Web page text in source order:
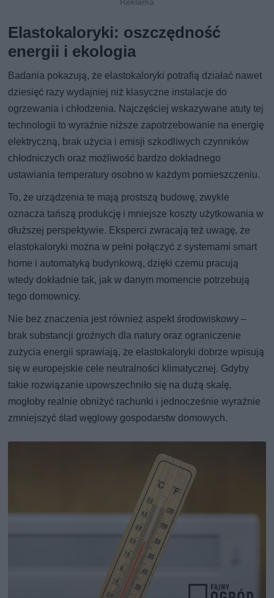
Elastokaloryki: oszczędność
energii i ekologia
Badania pokazują, że elastokaloryki potrafią działać nawet
dziesięć razy wydajniej niż klasyczne instalacje do
ogrzewania i chłodzenia. Najczęściej wskazywane atuty tej
technologii to wyraźnie niższe zapotrzebowanie na energię
elektryczną, brak użycia i emisji szkodliwych czynników
chłodniczych oraz możliwość bardzo dokładnego
ustawiania temperatury osobno w każdym pomieszczeniu.
To, że urządzenia te mają prostszą budowę, zwykle
oznacza tańszą produkcję i mniejsze koszty użytkowania w
dłuższej perspektywie. Eksperci zwracają też uwagę, że
elastokaloryki można w pełni połączyć z systemami smart
home i automatyką budynkową, dzięki czemu pracują
wtedy dokładnie tak, jak w danym momencie potrzebują
tego domownicy.
Nie bez znaczenia jest również aspekt środowiskowy –
brak substancji groźnych dla natury oraz ograniczenie
zużycia energii sprawiają, że elastokaloryki dobrze wpisują
się w europejskie cele neutralności klimatycznej. Gdyby
takie rozwiązanie upowszechniło się na dużą skalę,
mogłoby realnie obniżyć rachunki i jednocześnie wyraźnie
zmniejszyć ślad węglowy gospodarstw domowych.